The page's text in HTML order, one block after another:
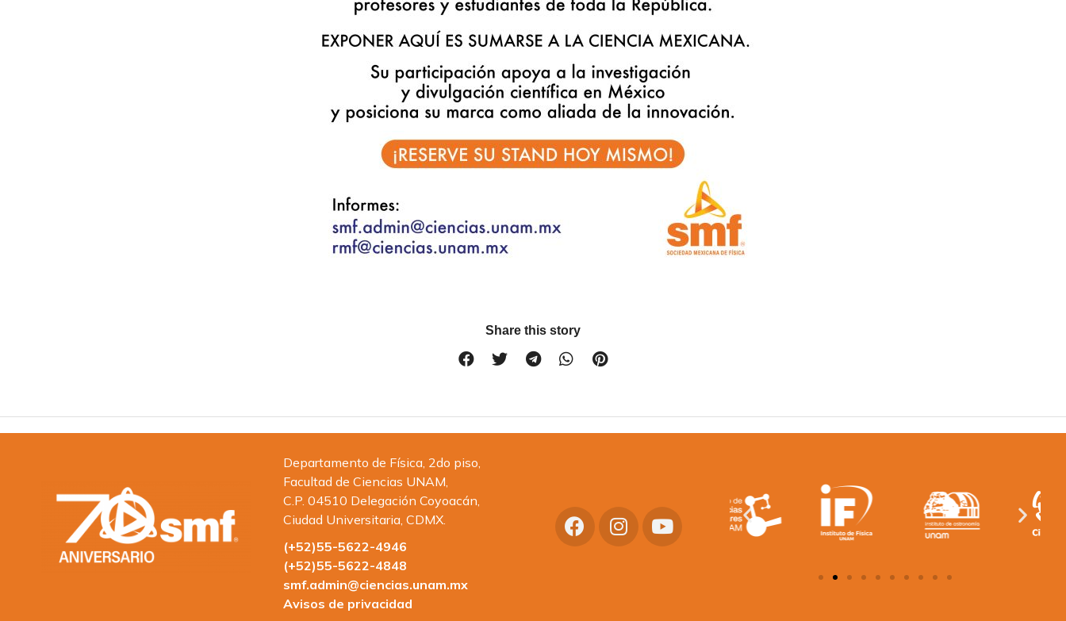
Share this story
Departamento de Física, 2do piso,
Facultad de Ciencias UNAM,
C.P. 04510 Delegación Coyoacán,
Ciudad Universitaria, CDMX.
(+52)55-5622-4946
(+52)55-5622-4848
smf.admin@ciencias.unam.mx
Avisos de privacidad